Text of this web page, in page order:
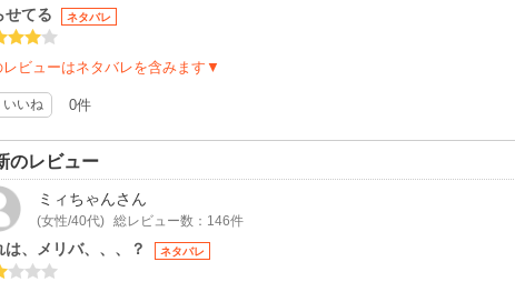
せてる ネタバレ
レビューはネタバレを含みます▼
いいね 0件
のレビュー
ミィちゃんさん
(女性/40代) 総レビュー数：146件
は、メリバ、、、？ ネタバレ